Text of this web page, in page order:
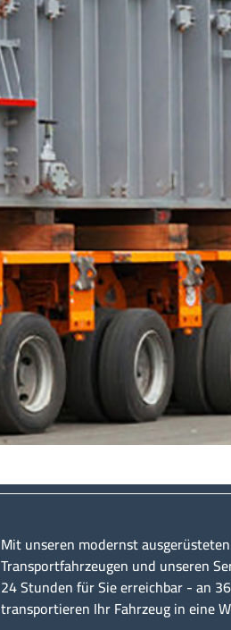
Mit unseren modernst
Transportfahrzeugen und unseren
24 Stunden für Sie erreichbar - an
transportieren Ihr Fahrzeug in eine